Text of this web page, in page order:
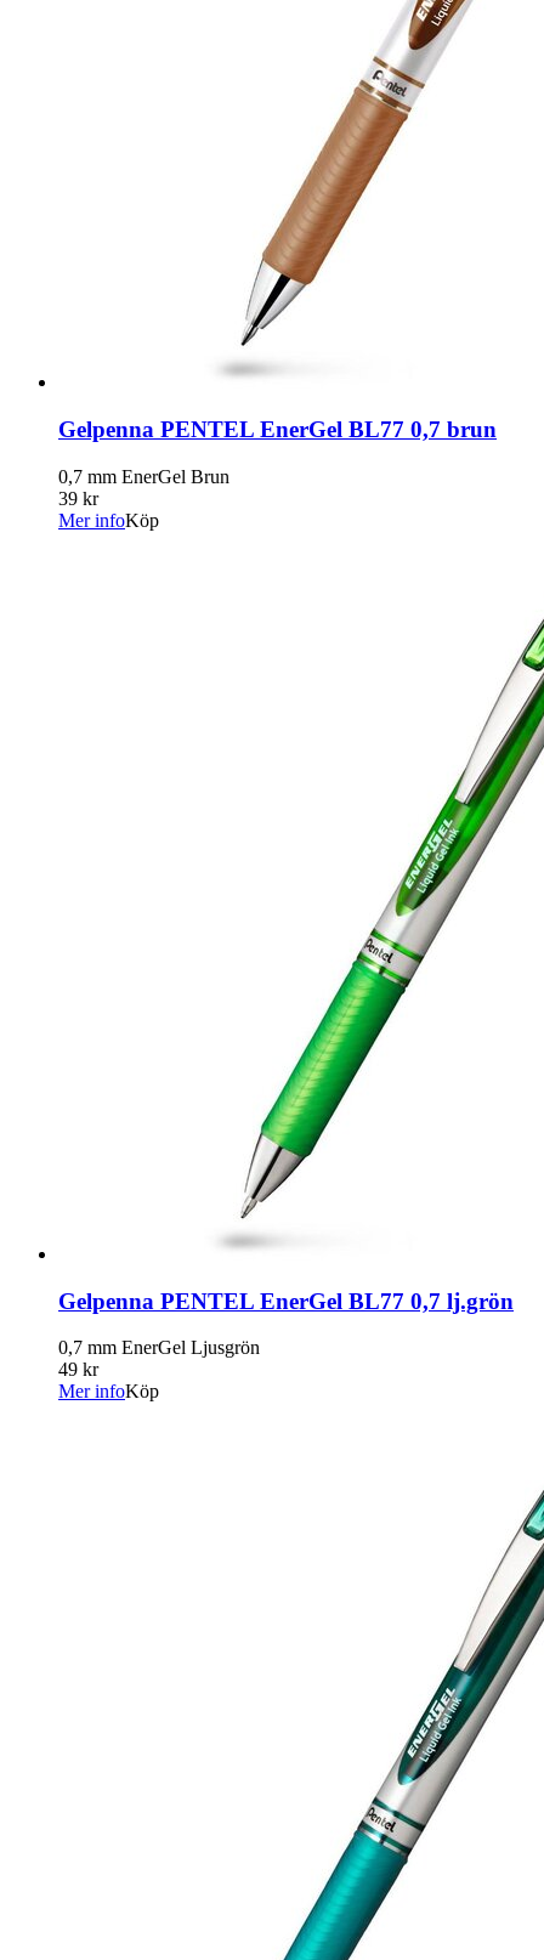
Gelpenna PENTEL EnerGel BL77 0,7 brun
0,7 mm EnerGel Brun
39 kr
Mer infoKöp
Gelpenna PENTEL EnerGel BL77 0,7 lj.grön
0,7 mm EnerGel Ljusgrön
49 kr
Mer infoKöp